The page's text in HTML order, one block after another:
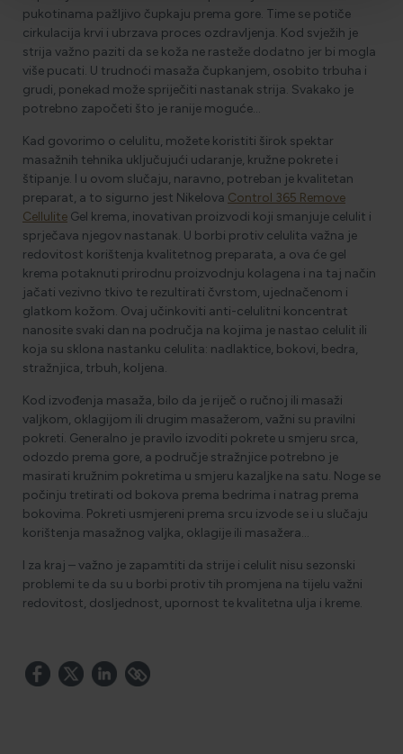
pukotinama pažljivo čupkaju prema gore. Time se potiče
cirkulacija krvi i ubrzava proces ozdravljenja. Kod svježih je
strija važno paziti da se koža ne rasteže dodatno jer bi mogla
više pucati. U trudnoći masaža čupkanjem, osobito trbuha i
grudi, ponekad može spriječiti nastanak strija. Svakako je
potrebno započeti što je ranije moguće…
Kad govorimo o celulitu, možete koristiti širok spektar
masažnih tehnika uključujući udaranje, kružne pokrete i
štipanje. I u ovom slučaju, naravno, potreban je kvalitetan
preparat, a to sigurno jest Nikelova Control 365 Remove
Cellulite Gel krema, inovativan proizvodi koji smanjuje celulit i
sprječava njegov nastanak. U borbi protiv celulita važna je
redovitost korištenja kvalitetnog preparata, a ova će gel
krema potaknuti prirodnu proizvodnju kolagena i na taj način
jačati vezivno tkivo te rezultirati čvrstom, ujednačenom i
glatkom kožom. Ovaj učinkoviti anti-celulitni koncentrat
nanosite svaki dan na područja na kojima je nastao celulit ili
koja su sklona nastanku celulita: nadlaktice, bokovi, bedra,
stražnjica, trbuh, koljena.
Kod izvođenja masaža, bilo da je riječ o ručnoj ili masaži
valjkom, oklagijom ili drugim masažerom, važni su pravilni
pokreti. Generalno je pravilo izvoditi pokrete u smjeru srca,
odozdo prema gore, a područje stražnjice potrebno je
masirati kružnim pokretima u smjeru kazaljke na satu. Noge se
počinju tretirati od bokova prema bedrima i natrag prema
bokovima. Pokreti usmjereni prema srcu izvode se i u slučaju
korištenja masažnog valjka, oklagije ili masažera…
I za kraj – važno je zapamtiti da strije i celulit nisu sezonski
problemi te da su u borbi protiv tih promjena na tijelu važni
redovitost, dosljednost, upornost te kvalitetna ulja i kreme.